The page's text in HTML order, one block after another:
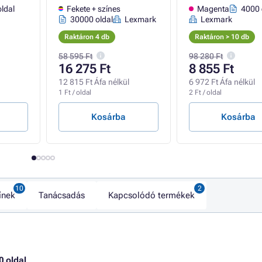
Fekete + színes
30000 oldal
Lexmark
Raktáron 4 db
58 595 Ft
16 275 Ft
12 815 Ft Áfa nélkül
1 Ft / oldal
Kosárba
Magenta
4000
Lexmark
Raktáron > 10 db
98 280 Ft
8 855 Ft
6 972 Ft Áfa nélkül
2 Ft / oldal
Kosárba
Tanácsadás Kapcsolódó termékek